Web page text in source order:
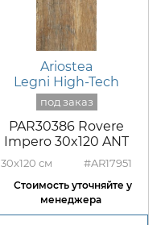
Ariostea
Legni High-Tech
PAR30386 Rovere
Impero 30x120 ANT
30x120 #AR17951